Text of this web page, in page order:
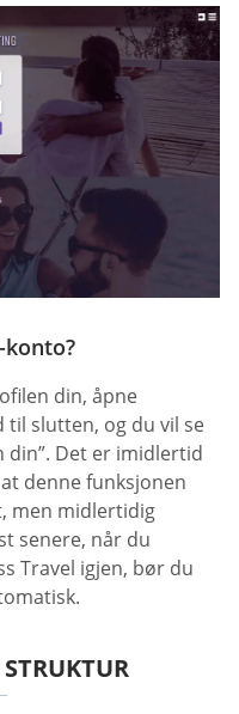
din, åpne
til slutten, og du vil se
din”. Det er imidlertid
denne funksjonen
men midlertidig
senere, når du
Travel igjen, bør du